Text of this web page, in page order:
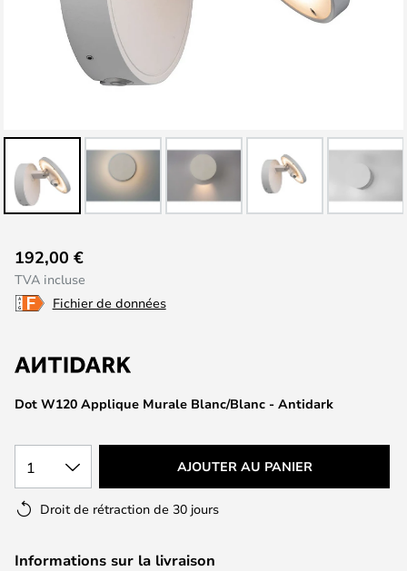
to
the
beginning
the
images
gallery
Dot W120 Applique Murale Blanc/Blanc - Antidark
192,00 €
TVA incluse
Fichier de données
1 AJOUTER AU PANIER
Droit de rétraction de 30 jours
Informations sur la livraison